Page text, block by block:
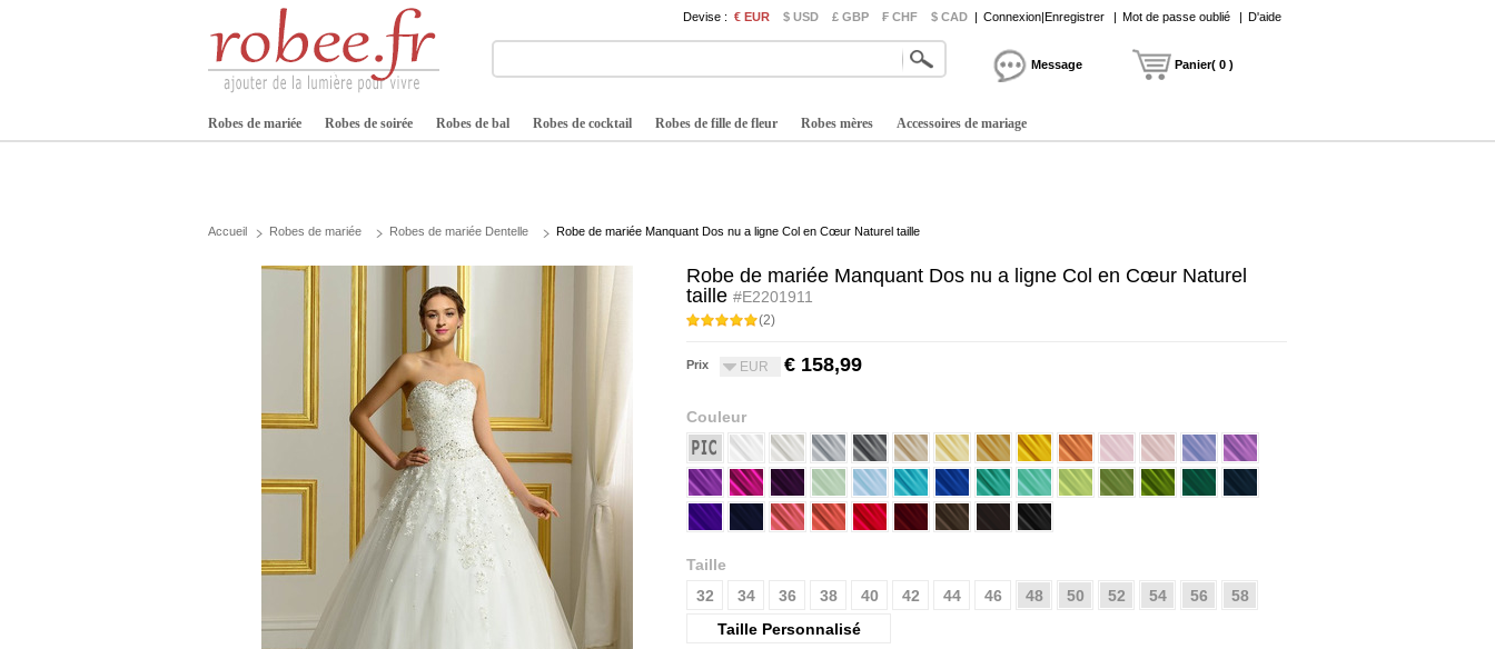
Devise : € EUR $ USD £ GBP ₣ CHF $ CAD | Connexion|Enregistrer | Mot de passe oublié | D'aide
Message Panier( 0 )
Robes de mariée Robes de soirée Robes de bal Robes de cocktail Robes de fille de fleur Robes mères Accessoires de mariage
Accueil Robes de mariée Robes de mariée Dentelle Robe de mariée Manquant Dos nu a ligne Col en Cœur Naturel taille
Robe de mariée Manquant Dos nu a ligne Col en Cœur Naturel
taille #E2201911
(2)
Prix EUR € 158,99
Couleur
Taille
32
34 36 38 40 42 44 46 48 50 52 54 56
58
Taille Personnalisé